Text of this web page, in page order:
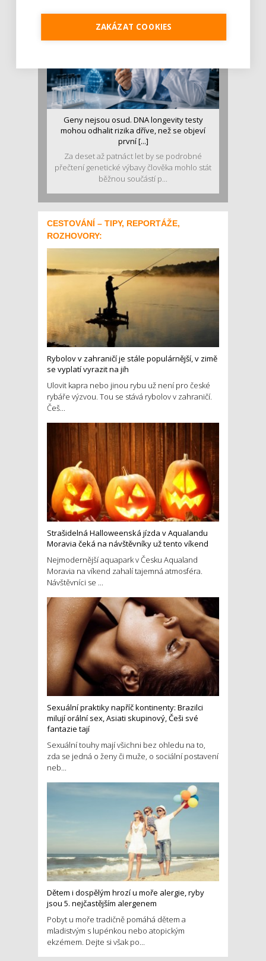
Geny nejsou osud. DNA longevity testy
mohou odhalit rizika dříve, než se objeví
první [...]
Za deset až patnáct let by se podrobné
přečtení genetické výbavy člověka mohlo stát
běžnou součástí p...
CESTOVÁNÍ – TIPY, REPORTÁŽE,
ROZHOVORY:
Rybolov v zahraničí je stále populárnější, v zimě
se vyplatí vyrazit na jih
Ulovit kapra nebo jinou rybu už není pro české
rybáře výzvou. Tou se stává rybolov v zahraničí.
Češ...
Strašidelná Halloweenská jízda v Aqualandu
Moravia čeká na návštěvníky už tento víkend
Nejmodernější aquapark v Česku Aqualand
Moravia na víkend zahalí tajemná atmosféra.
Návštěvníci se ...
Sexuální praktiky napříč kontinenty: Brazilci
milují orální sex, Asiati skupinový, Češi své
fantazie tají
Sexuální touhy mají všichni bez ohledu na to,
zda se jedná o ženy či muže, o sociální postavení
neb...
Dětem i dospělým hrozí u moře alergie, ryby
jsou 5. nejčastějším alergenem
Pobyt u moře tradičně pomáhá dětem a
mladistvým s lupénkou nebo atopickým
ekzémem. Dejte si však po...
ZAKÁZAT COOKIES